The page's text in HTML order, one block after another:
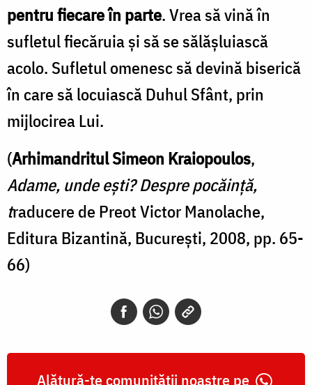
pentru fiecare în parte. Vrea să vină în
sufletul fiecăruia și să se sălășluiască
acolo. Sufletul omenesc să devină biserică
în care să locuiască Duhul Sfânt, prin
mijlocirea Lui.
(Arhimandritul Simeon Kraiopoulos,
Adame, unde ești? Despre pocăință,
traducere de Preot Victor Manolache,
Editura Bizantină, București, 2008, pp. 65-
66)
Alătură-te comunității noastre pe